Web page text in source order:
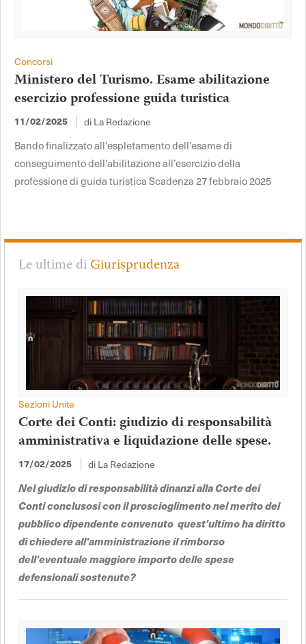
Concorsi
Ministero del Turismo. Esame abilitazione
esercizio professione guida turistica
11/02/2025 di La Redazione
Bando finalizzato all’espletamento dell’esame di
conseguimento dell’abilitazione all’esercizio della
professione di guida turistica Scadenza 27 febbraio 2025
Le ultime diGiurisprudenza
Sezioni Unite
Corte dei Conti: giudizio di responsabilità
amministrativa e liquidazione delle spese.
17/02/2025
di La Redazione
Nel giudizio di responsabilità dinanzi alla Corte dei
Conti conclusosi con il proscioglimento nel merito del
pubblico dipendente convenuto quest'ultimo ha diritto
di chiedere all'amministrazione il rimborso
dell'eventuale maggiore importo delle spese
defensionali sostenute?